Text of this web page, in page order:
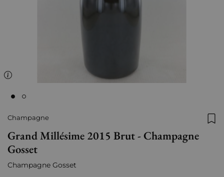
Champagne
Grand Millésime 2015 Brut - Champagne
Gosset
Champagne Gosset